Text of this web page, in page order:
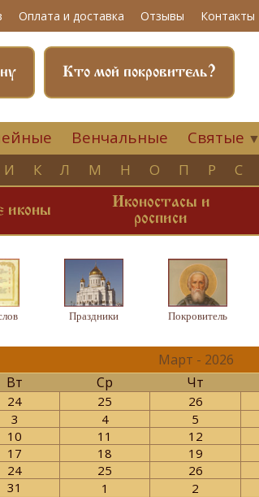
Оплата и доставка Отзывы Контакты
Кто мой покровитель?
Венчальные Святые ▼
И К Л М Н О П Р С
иконы
Иконостасы и
росписи
Праздники Покровитель
Март - 2026
Вт Ср Чт
24 25 26
3 4 5
10 11 12
17 18 19
24 25 26
31 1 2